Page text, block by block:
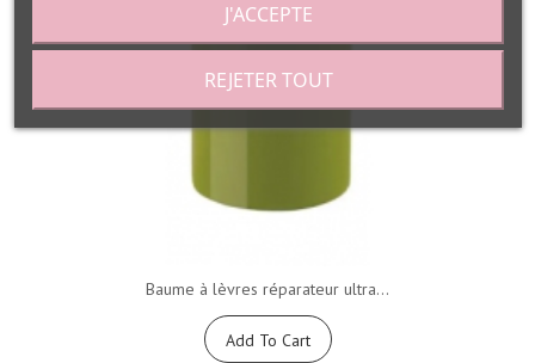
Baume à lèvres réparateur ultra...
Add To Cart
REJETER TOUT
J'ACCEPTE